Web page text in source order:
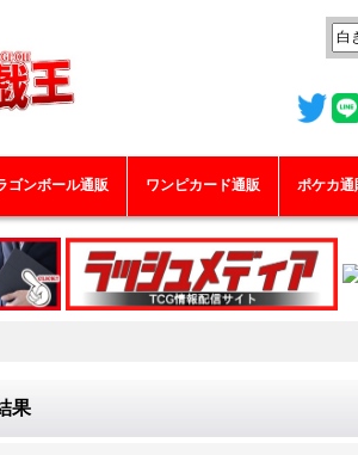
ゴンボール通販 ワンピカード通販 ポケカ通
果